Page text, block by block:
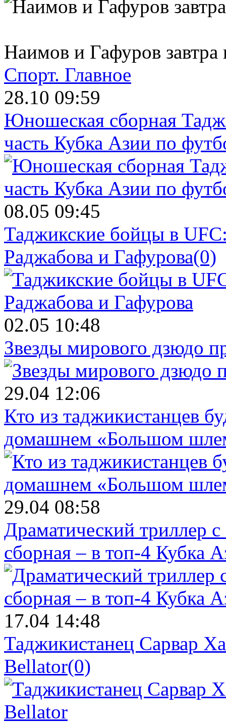
Наимов и Гафуров
Спорт. Главное
28.10 09:59
Юношеская сборная
часть Кубка Азии по
08.05 09:45
Таджикские бойцы в
Раджабова и Гафурова(0)
02.05 10:48
Звезды мирового дзюдо
29.04 12:06
Кто из таджикистанцев
домашнем «Большом
29.04 08:58
Драматический триллер
сборная – в топ-4 Кубка
17.04 14:48
Таджикистанец Сарвар
Bellator(0)